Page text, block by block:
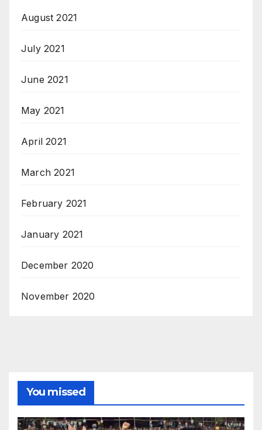
August 2021
July 2021
June 2021
May 2021
April 2021
March 2021
February 2021
January 2021
December 2020
November 2020
You missed